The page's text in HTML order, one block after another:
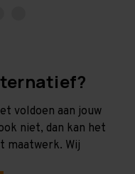
voldoen aan jouw
niet, dan kan het
maatwerk. Wij